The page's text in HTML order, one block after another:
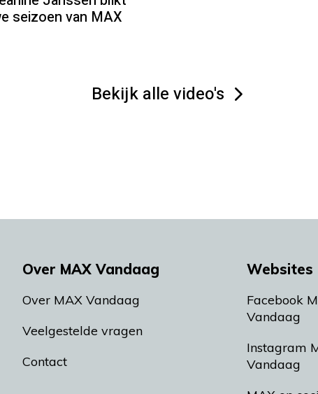
seizoen van MAX
Bekijk alle video's
Over MAX Vandaag
Over MAX Vandaag
Veelgestelde vragen
Contact
Websites
Facebook
Vandaag
Instagram
Vandaag